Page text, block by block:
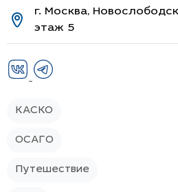
г. Москва,
этаж 5
КАСКО
ОСАГО
Путешествие